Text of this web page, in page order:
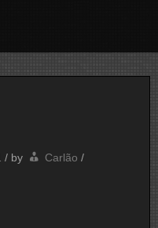
/ by Carlão /